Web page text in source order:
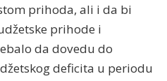
prihoda, ali i da bi
prihode i
da dovedu do
deficita u periodu